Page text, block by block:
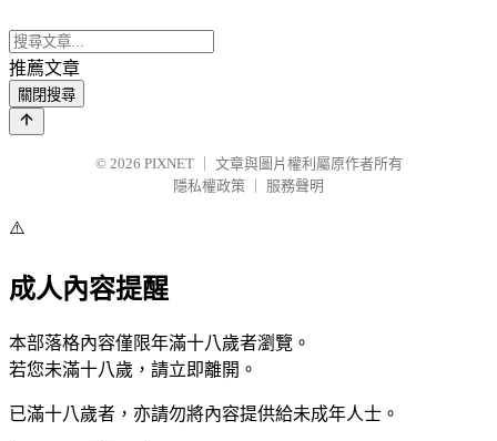
推薦文章
關閉搜尋
© 2026 PIXNET
文章與圖片權利屬原作者所有
隱私權政策
服務聲明
⚠️
成人內容提醒
本部落格內容僅限年滿十八歲者瀏覽。
若您未滿十八歲，請立即離開。
已滿十八歲者，亦請勿將內容提供給未成年人士。